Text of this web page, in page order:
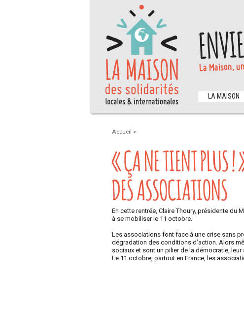
La Maison,
LA MAISON
Accueil >
« ÇA NE TIENT PLUS
DES ASSOCIATIONS
En cette rentrée, Claire Thoury, présidente
à se mobiliser le 11 octobre.
Les associations font face à une crise sans
dégradation des conditions d’action. Alors
sociaux et sont un pilier de la démocratie, leur
Le 11 octobre, partout en France, les